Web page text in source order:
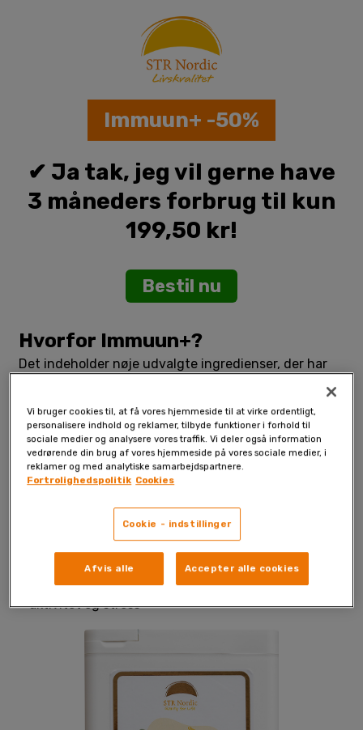
Immuun+ -50%
✔ Ja tak, jeg vil gerne have
3 måneders forbrug til kun
199,50 kr!
Bestil nu
Hvorfor Immuun+?
Det indeholder nøje udvalgte ingredienser, der har
vist sig at styrke dit immunforsvar, såsom C-vitamin,
zink, selen, sort hvidløg, de patenterede Wellmune®
beta-glucaner, colostrum (råmælk) og et patenteret
hyldebærekstrakt, som er kendt for sine unikke
immunforstærkende egenskaber.
Styrke din krops forsvarssystem
Beskytte mod frie radikaler med kraftige
antioxidanter
Støtte dit immunforsvar, selv i perioder med høj
aktivitet og stress
Vi bruger cookies til, at få vores hjemmeside til at virke ordentligt,
personalisere indhold og reklamer, tilbyde funktioner i forhold til
sociale medier og analysere vores traffik. Vi deler også information
vedrørende din brug af vores hjemmeside på vores sociale medier, i
reklamer og med analytiske samarbejdspartnere.
Fortrolighedspolitik Cookies
Cookie - indstillinger
Afvis alle Accepter alle cookies